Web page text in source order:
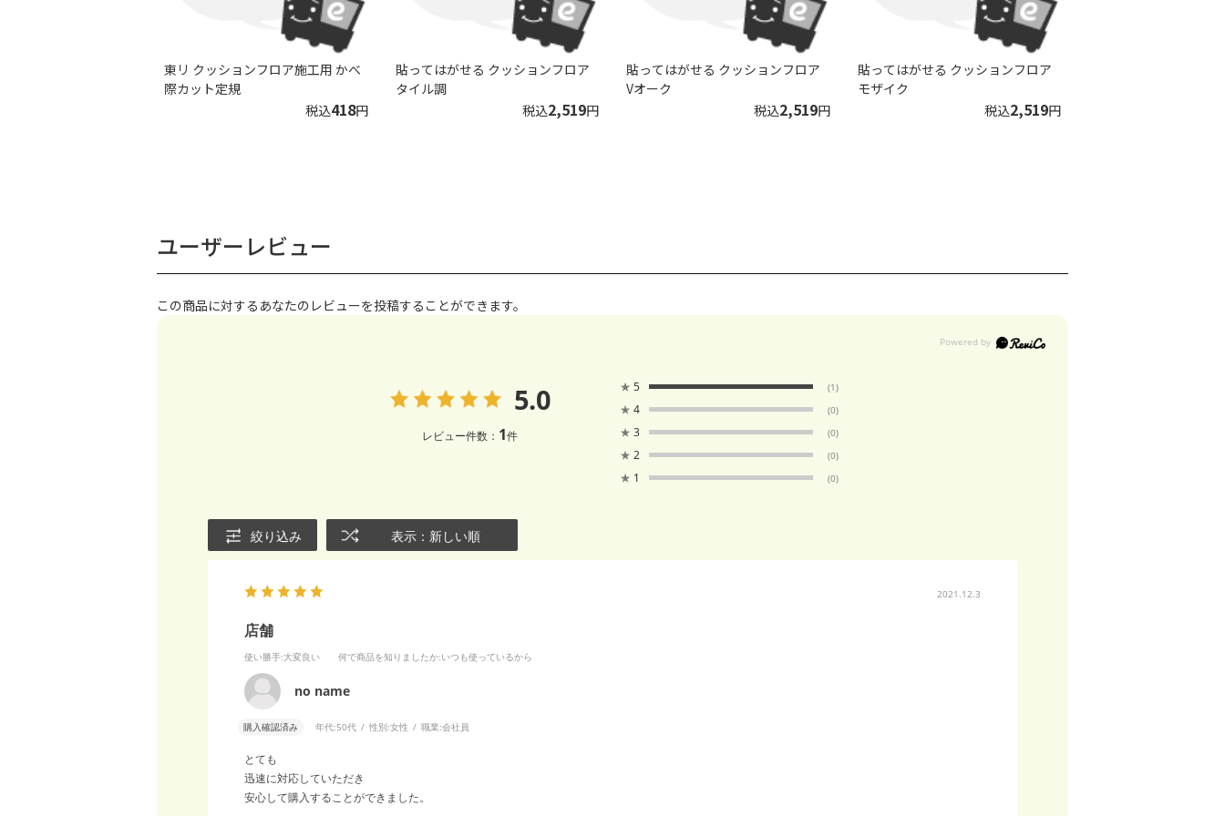
東リ クッションフロア施工用 かべ
際カット定規
税込418円
貼ってはがせる クッションフロア
タイル調
税込2,519円
貼ってはがせる クッションフロア
Vオーク
税込2,519円
貼ってはがせる クッションフロア
モザイク
税込2,519円
ユーザーレビュー
この商品に対するあなたのレビューを投稿することができます。
5.0
レビュー件数： 1件
★ 5 (1)
★ 4 (0)
★ 3 (0)
★ 2 (0)
★ 1 (0)
絞り込み 表示：新しい順
2021.12.3
店舗
使い勝手:大変良い 何で商品を知りましたか:いつも使っているから
no name
購入確認済み 年代:50代 性別:女性 職業:会社員
とても
迅速に対応していただき
安心して購入することができました。